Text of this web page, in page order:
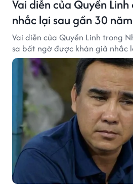
Vai diễn của Quyền
nhắc lại sau gần 30 năm
Vai diễn của Quyền Linh trong
sa bất ngờ được khán giả nhắc